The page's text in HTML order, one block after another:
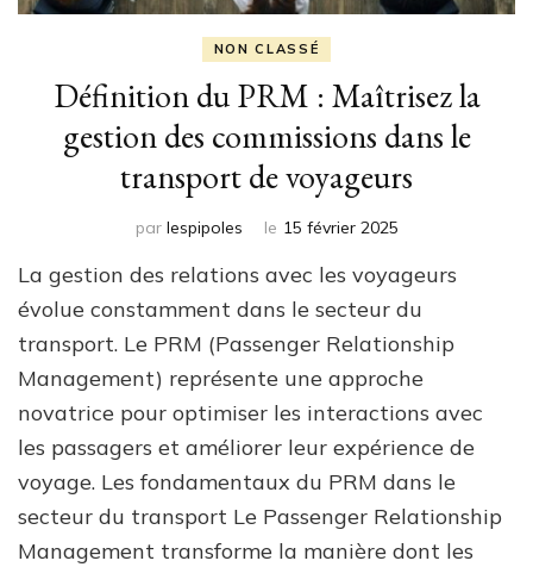
NON CLASSÉ
Définition du PRM : Maîtrisez la
gestion des commissions dans le
transport de voyageurs
par lespipoles le 15 février 2025
La gestion des relations avec les voyageurs
évolue constamment dans le secteur du
transport. Le PRM (Passenger Relationship
Management) représente une approche
novatrice pour optimiser les interactions avec
les passagers et améliorer leur expérience de
voyage. Les fondamentaux du PRM dans le
secteur du transport Le Passenger Relationship
Management transforme la manière dont les